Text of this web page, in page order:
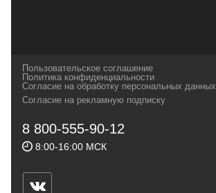
и взыскательных путешественников,
спортсменов и отдыхающих.
Геннадьевич
ИНН 590300057023 ОГРН 304590319000121
ул.Советская, 25, магазин Басег.
Пользовательское соглашение
Политика конфиденциальности
Согласие на обработку персональных данных
Согласие на рекламную подписку
8 800-555-90-12
8:00-16:00 МСК